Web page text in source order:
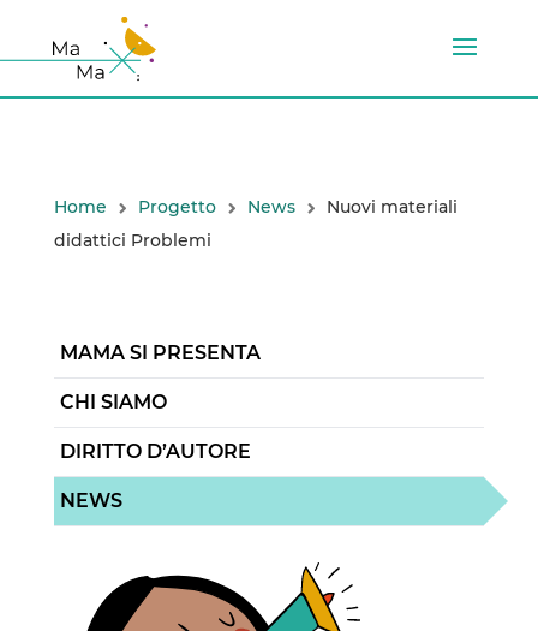
Home Progetto News
Nuovi materiali
didattici Problemi
MAMA SI PRESENTA
CHI SIAMO
DIRITTO D’AUTORE
NEWS